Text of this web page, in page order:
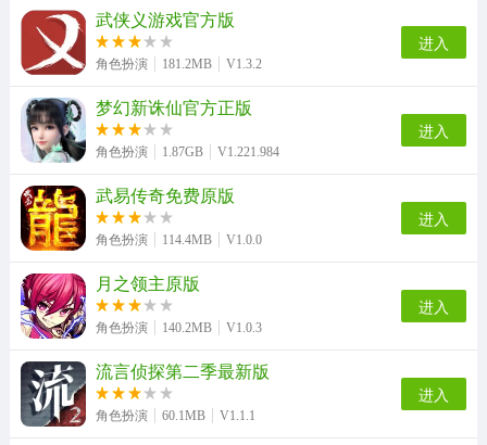
武侠义游戏官方版
角色扮演 181.2MB V1.3.2
进入
梦幻新诛仙官方正版
角色扮演 1.87GB V1.221.984
进入
武易传奇免费原版
角色扮演 114.4MB V1.0.0
进入
月之领主原版
角色扮演 140.2MB V1.0.3
进入
流言侦探第二季最新版
角色扮演 60.1MB V1.1.1
进入